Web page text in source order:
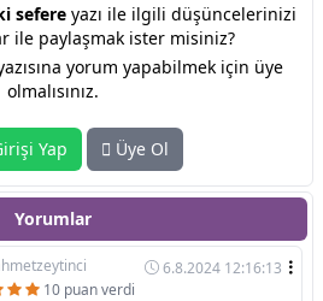
sefereyazı ile ilgili düşüncelerinizi
ile paylaşmak ister misiniz?
yorum yapabilmek için üye
olmalısınız.
Yap Üye Ol
Yorumlar
6.8.2024 12:16:13
10 puan verdi